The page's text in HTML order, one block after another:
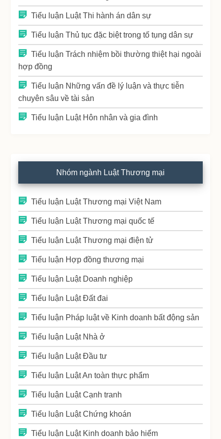
Tiểu luận Luật Thi hành án dân sự
Tiểu luận Thủ tục đặc biệt trong tố tụng dân sự
Tiểu luận Trách nhiệm bồi thường thiệt hại ngoài
hợp đồng
Tiểu luận Những vấn đề lý luận và thực tiễn
chuyên sâu về tài sản
Tiểu luận Luật Hôn nhân và gia đình
Nhóm ngành Luật Thương mại
Tiểu luận Luật Thương mại Việt Nam
Tiểu luận Luật Thương mại quốc tế
Tiểu luận Luật Thương mại điện tử
Tiểu luận Hợp đồng thương mại
Tiểu luận Luật Doanh nghiệp
Tiểu luận Luật Đất đai
Tiểu luận Pháp luật về Kinh doanh bất động sản
Tiểu luận Luật Nhà ở
Tiểu luận Luật Đầu tư
Tiểu luận Luật An toàn thực phẩm
Tiểu luận Luật Cạnh tranh
Tiểu luận Luật Chứng khoán
Tiểu luận Luật Kinh doanh bảo hiểm